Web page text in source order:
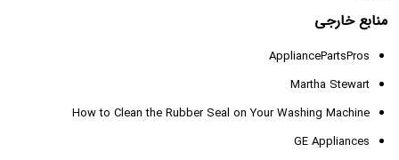
منابع خارجی
AppliancePartsPros
Martha Stewart
How to Clean the Rubber Seal on Your Washing Machine
GE Appliances